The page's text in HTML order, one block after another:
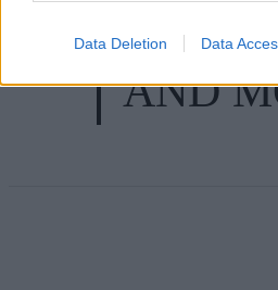
Data Deletion Data
AND